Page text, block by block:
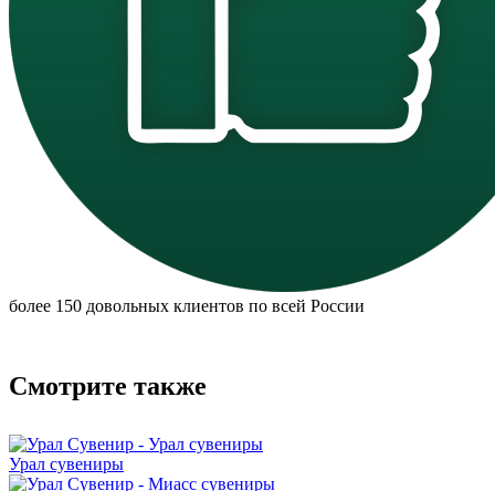
более 150 довольных клиентов по всей России
Смотрите также
Урал сувениры